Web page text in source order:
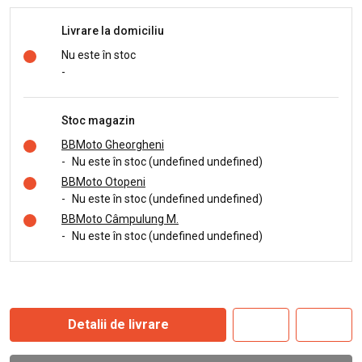
Livrare la domiciliu
Nu este în stoc
-
Stoc magazin
BBMoto Gheorgheni
-
Nu este în stoc (undefined undefined)
BBMoto Otopeni
-
Nu este în stoc (undefined undefined)
BBMoto Câmpulung M.
-
Nu este în stoc (undefined undefined)
Detalii de livrare